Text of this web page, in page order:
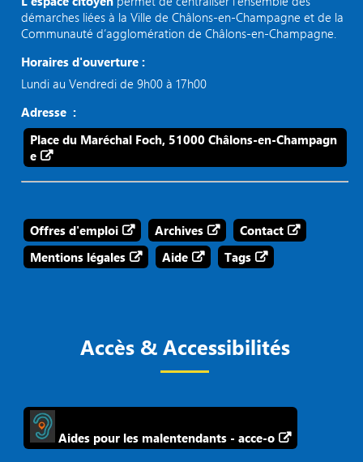
démarches liées à la Ville de Châlons-en-Champagne et de la
Communauté d’agglomération de Châlons-en-Champagne.
Horaires d'ouverture :
Lundi au Vendredi de 9h00 à 17h00
Adresse :
Place du Maréchal Foch, 51000 Châlons-en-Champagn
e
Offres d'emploi Archives
Contact
Mentions légales
Aide Tags
Accès & Accessibilités
Aides pour les malentendants - acce-o